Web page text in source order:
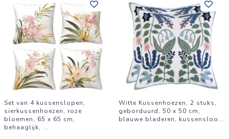
Set van 4 kussenslopen,
sierkussenhoezen, roze
bloemen, 65 x 65 cm,
behaaglijk, ...
Witte Kussenhoezen, 2 stuks,
geborduurd, 50 x 50 cm,
blauwe bladeren, kussensloo...